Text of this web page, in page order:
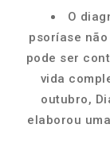
O
psoríase
pode ser
vida
outubro,
elaborou